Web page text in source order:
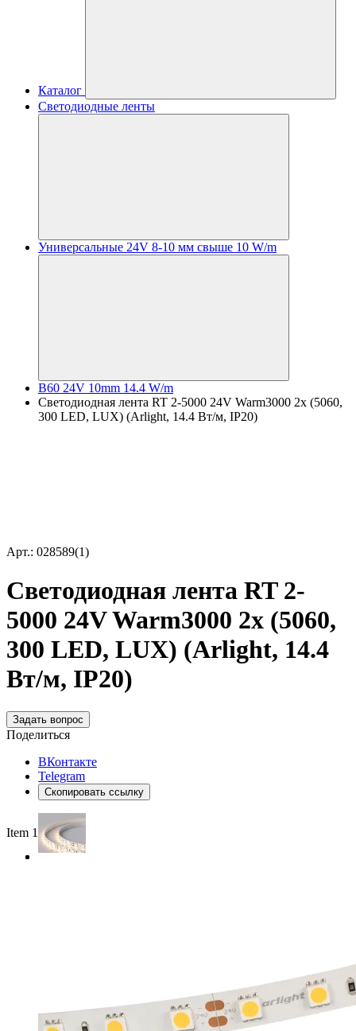
Каталог
Светодиодные ленты
Универсальные 24V 8-10 мм свыше 10 W/m
B60 24V 10mm 14.4 W/m
Светодиодная лента RT 2-5000 24V Warm3000 2x (5060,
300 LED, LUX) (Arlight, 14.4 Вт/м, IP20)
Арт.: 028589(1)
Светодиодная лента RT 2-
5000 24V Warm3000 2x (5060,
300 LED, LUX) (Arlight, 14.4
Вт/м, IP20)
Задать вопрос
Поделиться
ВКонтакте
Telegram
Скопировать ссылку
Item 1 of 3